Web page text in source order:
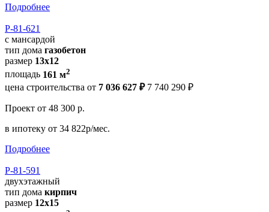
Подробнее
Р-81-621
с мансардой
тип дома газобетон
размер 13x12
площадь 161 м2
цена строительства от 7 036 627 ₽ 7 740 290 ₽
Проект от 48 300 р.
в ипотеку от 34 822р/мес.
Подробнее
Р-81-591
двухэтажный
тип дома кирпич
размер 12х15